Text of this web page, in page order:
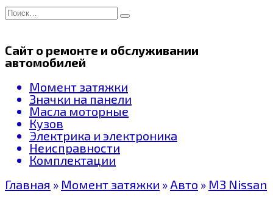
Перейти
к
Search
for:
Сайт о ремонте и обслуживании
автомобилей
Момент затяжки
Значки на панели
Масла моторные
Кузов
Электрика и электроника
Неисправности
Комплектации
Главная » Момент затяжки » Авто » МЗ Nissan